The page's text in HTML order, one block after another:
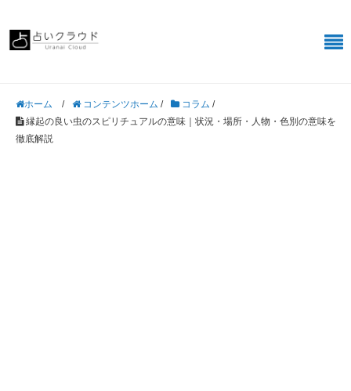
ホーム / コンテンツホーム / コラム /
縁起の良い虫のスピリチュアルの意味｜状況・場所・人物・色別の意味を
徹底解説